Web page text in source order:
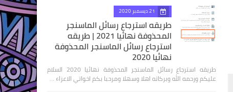
21 ديسمبر 2020
طريقه استرجاع رسائل الماسنجر
المحذوفة نهائيا 2021 | طريقه
استرجاع رسائل الماسنجر المحذوفة
نهائيا 2020
طريقه استرجاع رسائل الماسنجر المحذوفة نهائيا 2020 السلام
عليكم ورحمه الله وبركاته اهلا وسهلا ومرحبا بكم اخواتي الاعزاء …